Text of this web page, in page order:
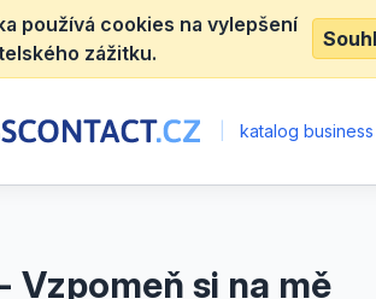
používá cookies na vylepšení
zážitku.
katalog
Vzpomeň si na mě